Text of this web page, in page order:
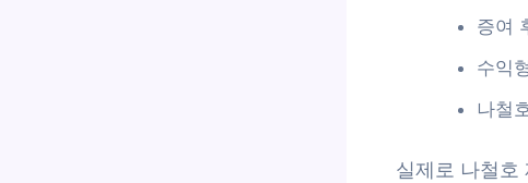
증여
수익
나철
실제로 나철호